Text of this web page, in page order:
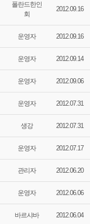
폴란드한인
회
2012.09.16
운영자 2012.09.16
운영자 2012.09.14
운영자 2012.09.06
운영자 2012.07.31
생강 2012.07.31
운영자 2012.07.17
관리자 2012.06.20
운영자 2012.06.06
바르샤바 2012.06.04